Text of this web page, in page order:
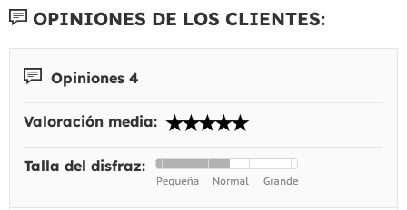
OPINIONES DE LOS CLIENTES:
Opiniones 4
Valoración media:
Talla del disfraz: